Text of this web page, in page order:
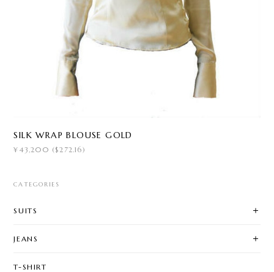
SILK WRAP BLOUSE GOLD
¥43,200 ($272.16)
CATEGORIES
SUITS
JEANS
T-SHIRT